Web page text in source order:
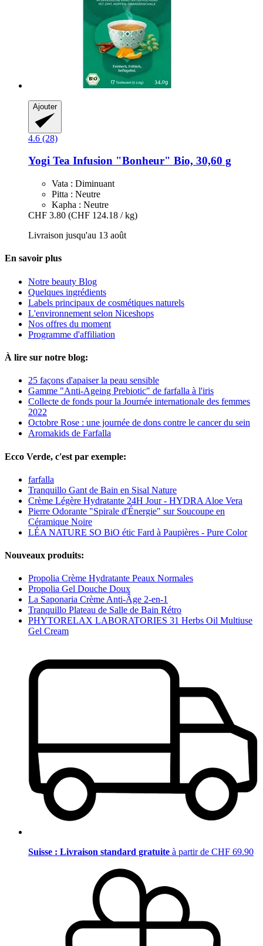
Ajouter
4.6 (28)
Yogi Tea Infusion "Bonheur" Bio, 30,60 g
Vata : Diminuant
Pitta : Neutre
Kapha : Neutre
CHF 3.80 (CHF 124.18 / kg)
Livraison jusqu'au 13 août
En savoir plus
Notre beauty Blog
Quelques ingrédients
Labels principaux de cosmétiques naturels
L'environnement selon Niceshops
Nos offres du moment
Programme d'affiliation
À lire sur notre blog:
25 façons d'apaiser la peau sensible
Gamme "Anti-Ageing Prebiotic" de farfalla à l'iris
Collecte de fonds pour la Journée internationale des femmes
2022
Octobre Rose : une journée de dons contre le cancer du sein
Aromakids de Farfalla
Ecco Verde, c'est par exemple:
farfalla
Tranquillo Gant de Bain en Sisal Nature
Crème Légère Hydratante 24H Jour - HYDRA Aloe Vera
Pierre Odorante "Spirale d'Énergie" sur Soucoupe en
Céramique Noire
LÉA NATURE SO BiO étic Fard à Paupières - Pure Color
Nouveaux produits:
Propolia Crème Hydratante Peaux Normales
Propolia Gel Douche Doux
La Saponaria Crème Anti-Âge 2-en-1
Tranquillo Plateau de Salle de Bain Rétro
PHYTORELAX LABORATORIES 31 Herbs Oil Multiuse
Gel Cream
Suisse : Livraison standard gratuite à partir de CHF 69.90